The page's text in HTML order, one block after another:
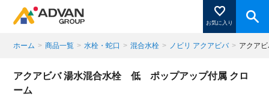
お気に入り
商品ページにある「お気に入り登録」を押すと登録した
商品がここに表示されます。
ホーム > 商品一覧 > 水栓・蛇口 > 混合水栓 > ノビリ アクアビバ > アクア
アクアビバ 湯水混合水栓 低 ポップアップ付属 クロ
ーム